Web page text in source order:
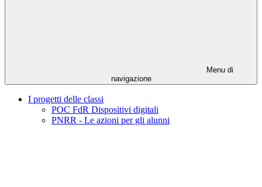
Menu di
navigazione
I progetti delle classi
POC FdR Dispositivi digitali
PNRR - Le azioni per gli alunni